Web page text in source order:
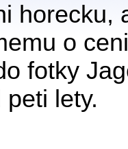
horecku,
o
fotky
lety.